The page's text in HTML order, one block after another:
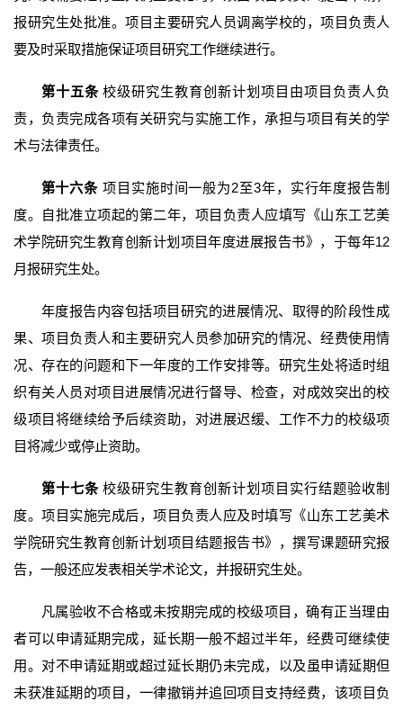
报研究生处批准。项目主要研究人员调离学校的，项目负责人
要及时采取措施保证项目研究工作继续进行。
第十五条校级研究生教育创新计划项目由项目负责人负
责，负责完成各项有关研究与实施工作，承担与项目有关的学
术与法律责任。
第十六条项目实施时间一般为2至3年，实行年度报告制
度。自批准立项起的第二年，项目负责人应填写《山东工艺美
术学院研究生教育创新计划项目年度进展报告书》，于每年12
月报研究生处。
年度报告内容包括项目研究的进展情况、取得的阶段性成
果、项目负责人和主要研究人员参加研究的情况、经费使用情
况、存在的问题和下一年度的工作安排等。研究生处将适时组
织有关人员对项目进展情况进行督导、检查，对成效突出的校
级项目将继续给予后续资助，对进展迟缓、工作不力的校级项
目将减少或停止资助。
第十七条校级研究生教育创新计划项目实行结题验收制
度。项目实施完成后，项目负责人应及时填写《山东工艺美术
学院研究生教育创新计划项目结题报告书》，撰写课题研究报
告，一般还应发表相关学术论文，并报研究生处。
凡属验收不合格或未按期完成的校级项目，确有正当理由
者可以申请延期完成，延长期一般不超过半年，经费可继续使
用。对不申请延期或超过延长期仍未完成，以及虽申请延期但
未获准延期的项目，一律撤销并追回项目支持经费，该项目负